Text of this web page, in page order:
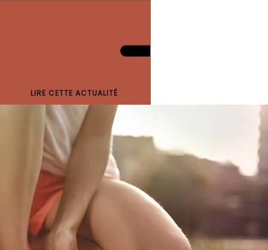
LIRE CETTE ACTUALITÉ